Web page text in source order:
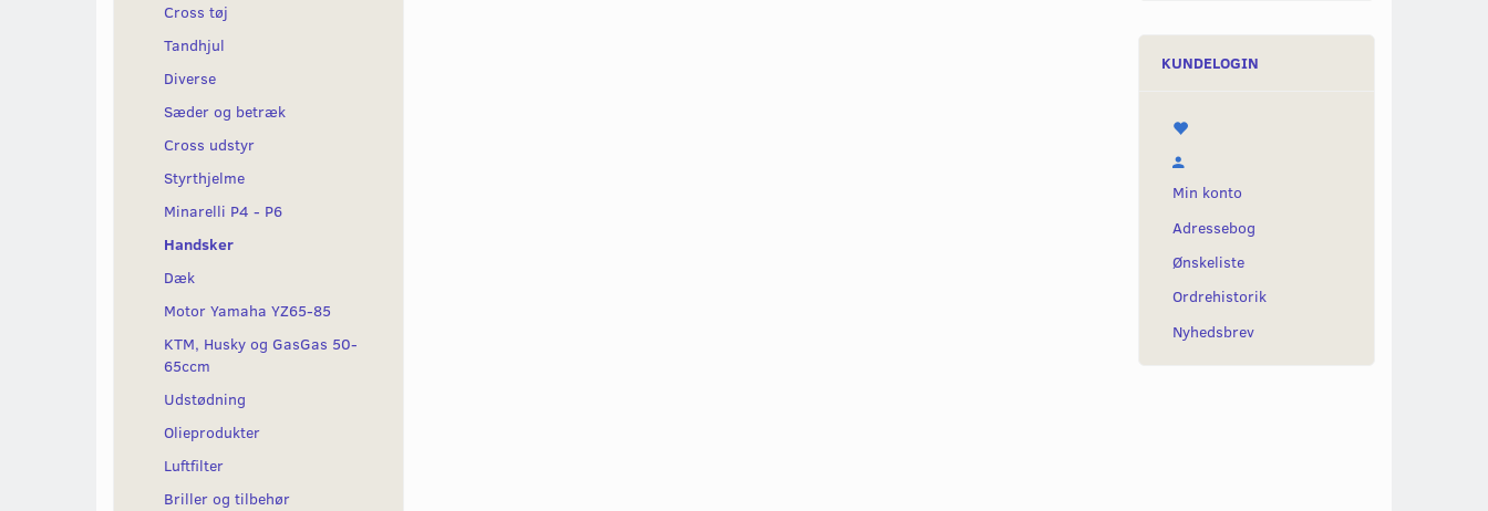
Cross tøj
Tandhjul
Diverse
Sæder og betræk
Cross udstyr
Styrthjelme
Minarelli P4 - P6
Handsker
Dæk
Motor Yamaha YZ65-85
KTM, Husky og GasGas 50-
65ccm
Udstødning
Olieprodukter
Luftfilter
Briller og tilbehør
KUNDELOGIN
Min konto
Adressebog
Ønskeliste
Ordrehistorik
Nyhedsbrev